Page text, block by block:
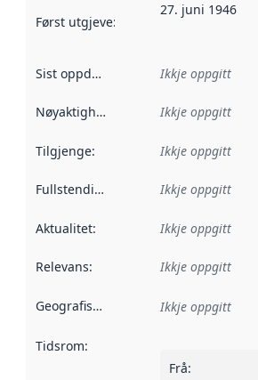
Først utgjeve: Denne datoen seier
27. juni 1946
Sist oppdatert Ikkje oppgitt
Nøyaktigheit Ikkje oppgitt
Tilgjenge: Ikkje oppgitt
Fullstendigheit Ikkje oppgitt
Aktualitet: Ikkje oppgitt
Relevans: Ikkje oppgitt
Geografisk område Ikkje oppgitt
Tidsrom:
Frå: